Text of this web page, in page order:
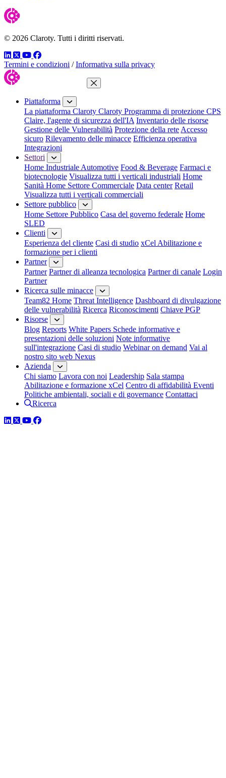
© 2026 Claroty. Tutti i diritti riservati.
LinkedIn
TwitterYouTube
Facebook
Termini e condizioni / Informativa sulla privacy
Chiudi menu
Piattaforma
La piattaforma Claroty Claroty Programma di protezione CPS
Claire, l'agente di sicurezza dell'IA Inventario delle risorse
Gestione delle Vulnerabilità Protezione della rete Accesso
sicuro Rilevamento delle minacce Efficienza operativa
Integrazioni
Settori
Home Industriale Automotive Food & Beverage Farmaci e
biotecnologie Visualizza tutti i verticali industriali Home
Sanità Home Settore Commerciale Data center Retail
Visualizza tutti i verticali commerciali
Settore pubblico
Home Settore Pubblico Casa del governo federale Home
SLED
Clienti
Esperienza del cliente Casi di studio xCel Abilitazione e
formazione per i clienti
Partner
Partner Partner di alleanza tecnologica Partner di canale Login
Partner
Ricerca sulle minacce
Team82 Home Threat Intelligence Dashboard di divulgazione
delle vulnerabilità Ricerca Riconoscimenti Chiave PGP
Risorse
Blog Reports White Papers Schede informative e
presentazioni delle soluzioni Note informative
sull'integrazione Casi di studio Webinar on demand Vai al
nostro sito web Nexus
Azienda
Chi siamo Lavora con noi Leadership Sala stampa
Abilitazione e formazione xCel Centro di affidabilità Eventi
Politiche ambientali, sociali e di governance Contattaci
Ricerca
LinkedIn
TwitterYouTube
Facebook